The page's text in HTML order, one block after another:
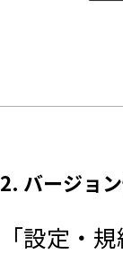
2. バージョ
「設定・